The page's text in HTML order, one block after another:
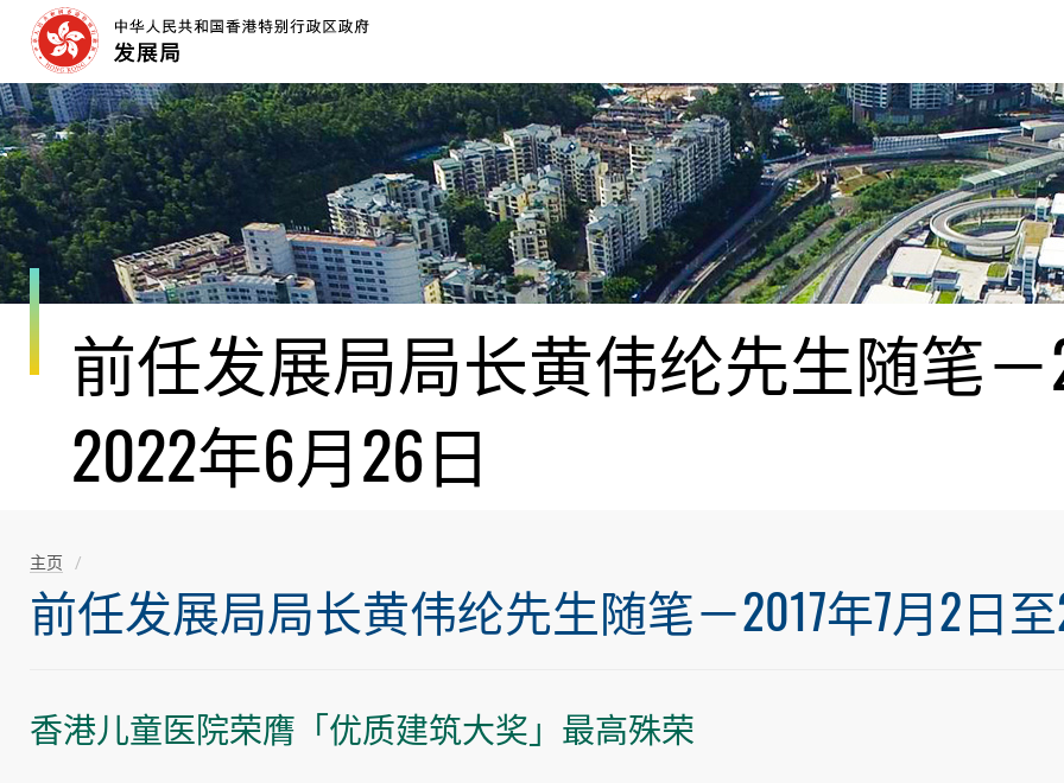
容
开
始
前任发展局局长黄伟纶先生随笔－
2022年6月26日
主页
前任发展局局长黄伟纶先生随笔－2017年7月2日
香港儿童医院荣膺「优质建筑大奖」最高殊荣